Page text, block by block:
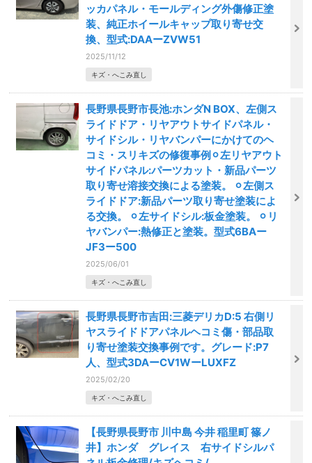
ッカパネル・モールディング外傷修正塗
装、純正ホイールキャップ取り寄せ交
換、型式:DAAーZVW51
2025/11/12
キズ・へこみ直し
長野県長野市長池:ホンダN BOX、左側ス
ライドドア・リヤアウトサイドパネル・
サイドシル・リヤバンパーにかけてのヘ
コミ・スリキズの修復事例⚪︎左リヤアウト
サイドパネル:パーツカット・新品パーツ
取り寄せ溶接交換による塗装。 ⚪︎左側ス
ライドドア:新品パーツ取り寄せ塗装によ
る交換。 ⚪︎左サイドシル:板金塗装。 ⚪︎リ
ヤバンパー:熱修正と塗装。型式6BAー
JF3ー500
2025/06/01
キズ・へこみ直し
長野県長野市吉田:三菱デリカD:5 右側リ
ヤスライドドアパネルヘコミ傷・部品取
り寄せ塗装交換事例です。グレード:P7
人、型式3DAーCV1WーLUXFZ
2025/02/20
キズ・へこみ直し
【長野県長野市 川中島 今井 稲里町 篠ノ
井】ホンダ グレイス 右サイドシルパ